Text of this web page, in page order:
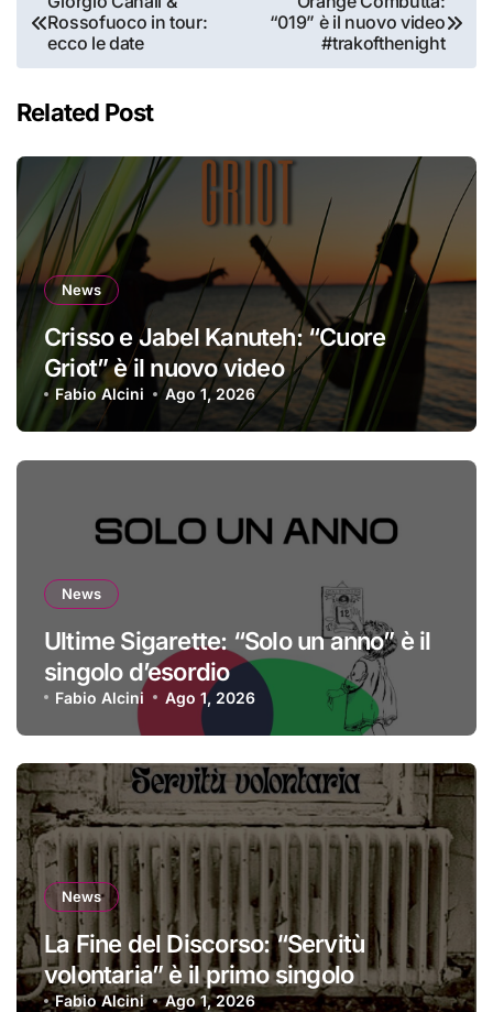
articoli
Rossofuoco in tour:
ecco le date
“019” è il nuovo video
#trakofthenight
Related Post
News
Crisso e Jabel Kanuteh: “Cuore
Griot” è il nuovo video
Fabio Alcini Ago 1, 2026
News
Ultime Sigarette: “Solo un anno” è il
singolo d’esordio
Fabio Alcini Ago 1, 2026
News
La Fine del Discorso: “Servitù
volontaria” è il primo singolo
Fabio Alcini Ago 1, 2026